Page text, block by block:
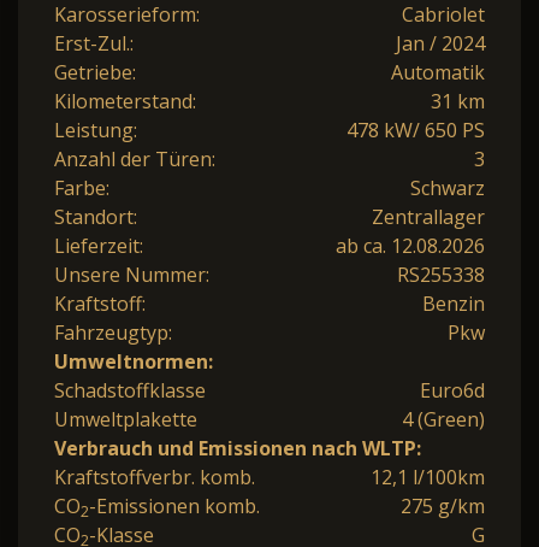
Karosserieform:
Cabriolet
Erst-Zul.:
Jan / 2024
Getriebe:
Automatik
Kilometerstand:
31 km
Leistung:
478 kW/ 650 PS
Anzahl der Türen:
3
Farbe:
Schwarz
Standort:
Zentrallager
Lieferzeit:
ab ca. 12.08.2026
Unsere Nummer:
RS255338
Kraftstoff:
Benzin
Fahrzeugtyp:
Pkw
Umweltnormen:
Schadstoffklasse
Euro6d
Umweltplakette
4 (Green)
Verbrauch und Emissionen nach WLTP:
Kraftstoffverbr. komb.
12,1 l/100km
CO2-Emissionen komb.
275 g/km
CO2-Klasse G